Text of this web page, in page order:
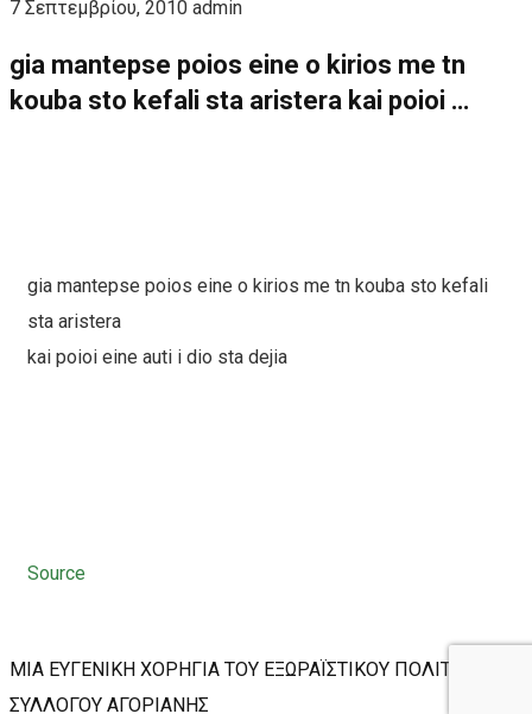
7 Σεπτεμβρίου, 2010 admin
gia mantepse poios eine o kirios me tn
kouba sto kefali sta aristera kai poioi …
gia mantepse poios eine o kirios me tn kouba sto kefali
sta aristera
kai poioi eine auti i dio sta dejia
Source
ΜΙΑ ΕΥΓΕΝΙΚΗ ΧΟΡΗΓΙΑ ΤΟΥ ΕΞΩΡΑΪΣΤΙΚΟΥ ΠΟΛΙΤΙΣΤΙΚΟΥ
ΣΥΛΛΟΓΟΥ ΑΓΟΡΙΑΝΗΣ